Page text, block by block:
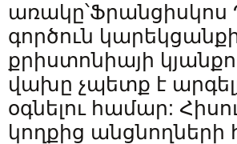
գործուն
քրիստոնիայի
վախը չպետք է
օգնելու համար:
կողքից անցնողների